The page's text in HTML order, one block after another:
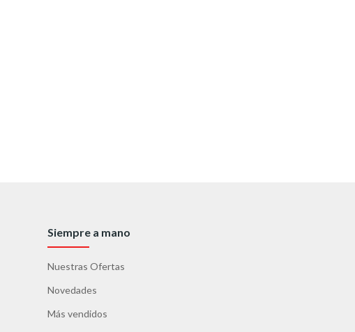
Siempre a mano
Nuestras Ofertas
Novedades
Más vendidos